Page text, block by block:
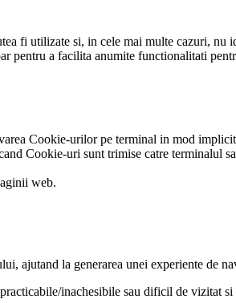
fi utilizate si, in cele mai multe cazuri, nu
pentru a facilita anumite functionalitati
Cookie-urilor pe terminal in mod
Cookie-uri sunt trimise catre
web.
ajutand la generarea unei experiente de
inachesibile sau dificil de vizitat